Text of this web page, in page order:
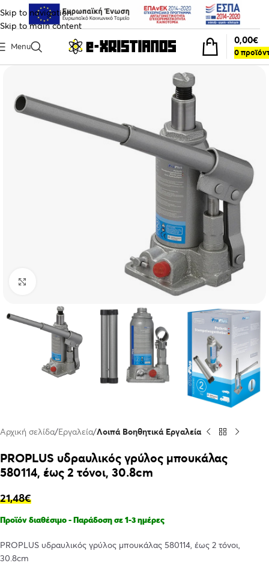
Skip to navigation
Skip to main content
Menu
0
0,00€
Αρχική σελίδα Εργαλεία Λοιπά Βοηθητικά Εργαλεία
PROPLUS υδραυλικός γρύλος μπουκάλας
580114, έως 2 τόνοι, 30.8cm
21,48€
Προϊόν διαθέσιμο - Παράδοση σε 1-3 ημέρες
PROPLUS υδραυλικός γρύλος μπουκάλας 580114, έως 2 τόνοι,
30.8cm